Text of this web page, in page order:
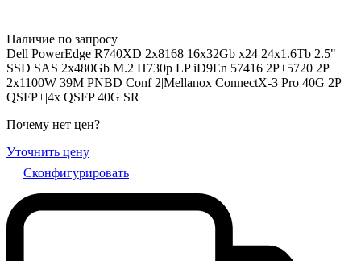
Наличие по запросу
Dell PowerEdge R740XD 2x8168 16x32Gb x24 24x1.6Tb 2.5"
SSD SAS 2x480Gb M.2 H730p LP iD9En 57416 2P+5720 2P
2x1100W 39M PNBD Conf 2|Mellanox ConnectX-3 Pro 40G 2P
QSFP+|4x QSFP 40G SR
Почему нет цен?
Уточнить цену
Сконфигурировать